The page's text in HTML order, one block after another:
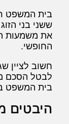
בית המשפט
ששני בני
את משמעות
החופשי.
חשוב לציין
לבטל הסכם
בית המשפט
היבטים